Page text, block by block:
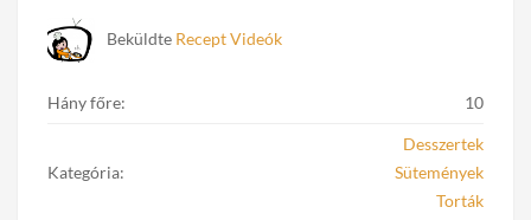
Beküldte Recept Videók
Hány főre: 10
Kategória:
Desszertek
Sütemények
Torták